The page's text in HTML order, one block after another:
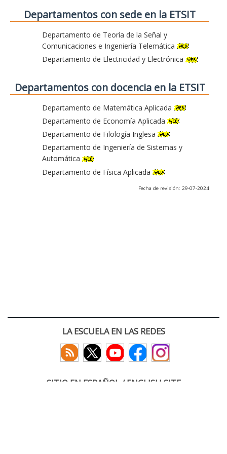
Departamentos con sede en la ETSIT
Departamento de Teoría de la Señal y
Comunicaciones e Ingeniería Telemática
Departamento de Electricidad y Electrónica
Departamentos con docencia en la ETSIT
Departamento de Matemática Aplicada
Departamento de Economía Aplicada
Departamento de Filología Inglesa
Departamento de Ingeniería de Sistemas y
Automática
Departamento de Física Aplicada
Fecha de revisión: 29-07-2024
LA ESCUELA EN LAS REDES
SITIO EN ESPAÑOL / ENGLISH SITE